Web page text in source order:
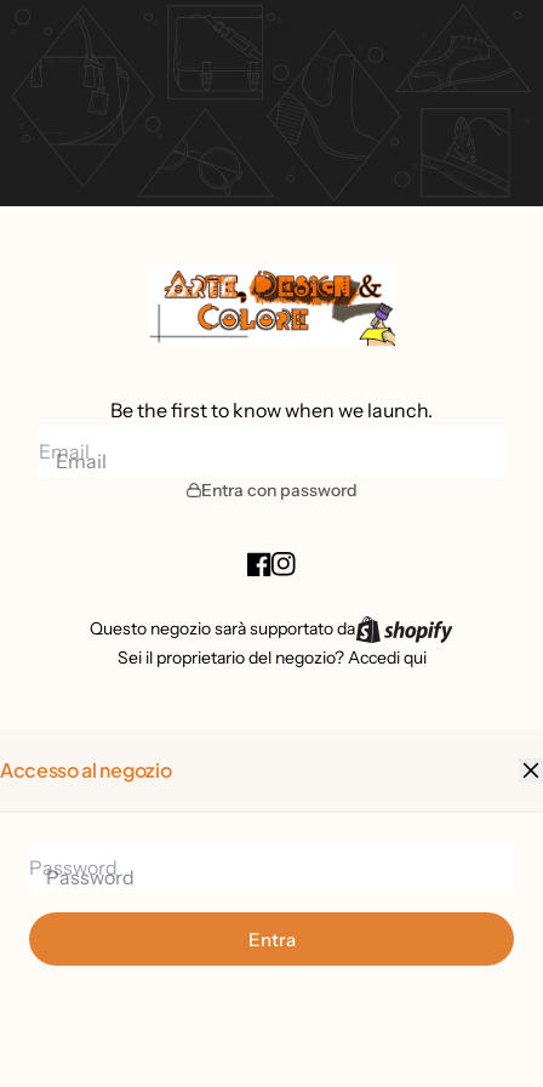
Be the first to know when we launch.
Email
Entra con password
Questo negozio sarà supportato da
Sei il proprietario del negozio?Accedi qui
Accesso al negozio
Password
Entra